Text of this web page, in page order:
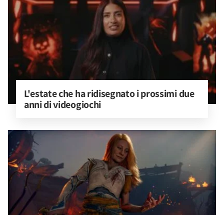
L'estate che ha ridisegnato i prossimi due
anni di videogiochi